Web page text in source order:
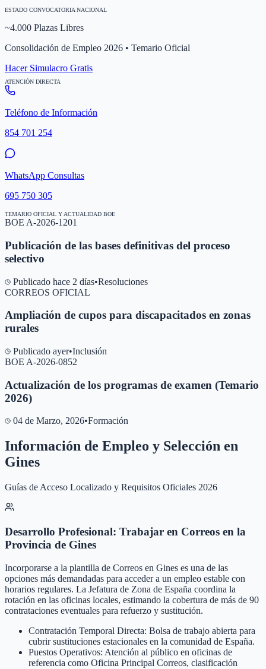
ESTADO CONVOCATORIA NACIONAL
~4.000 Plazas Libres
Consolidación de Empleo 2026 • Temario Oficial
Hacer Simulacro Gratis
ATENCIÓN DIRECTA
Teléfono de Información
854 701 254
WhatsApp Consultas
695 750 305
TEMARIO OFICIAL Y ACTUALIDAD BOE
BOE A-2026-1201
Publicación de las bases definitivas del proceso
selectivo
Publicado hace 2 días•Resoluciones
CORREOS OFICIAL
Ampliación de cupos para discapacitados en zonas
rurales
Publicado ayer•Inclusión
BOE A-2026-0852
Actualización de los programas de examen (Temario
2026)
04 de Marzo, 2026•Formación
Información de Empleo y Selección en
Gines
Guías de Acceso Localizado y Requisitos Oficiales 2026
Desarrollo Profesional: Trabajar en Correos en la
Provincia de Gines
Incorporarse a la plantilla de Correos en Gines es una de las
opciones más demandadas para acceder a un empleo estable con
horarios regulares. La Jefatura de Zona de España coordina la
rotación en las oficinas locales, estimando la cobertura de más de 90
contrataciones eventuales para refuerzo y sustitución.
Contratación Temporal Directa: Bolsa de trabajo abierta para
cubrir sustituciones estacionales en la comunidad de España.
Puestos Operativos: Atención al público en oficinas de
referencia como Oficina Principal Correos, clasificación